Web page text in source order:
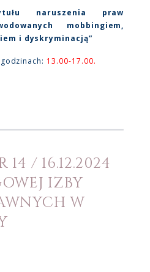
naruszenia praw
mobbingiem,
i dyskryminacją”
13.00-17.00.
14 / 16.12.2024
IZBY
W